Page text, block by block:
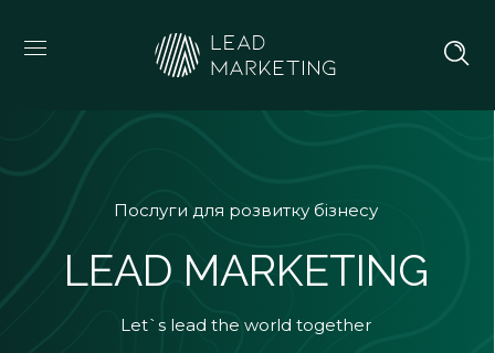
LEAD MARKETING
Let`s lead the world together
Послуги для розвитку бізнесу